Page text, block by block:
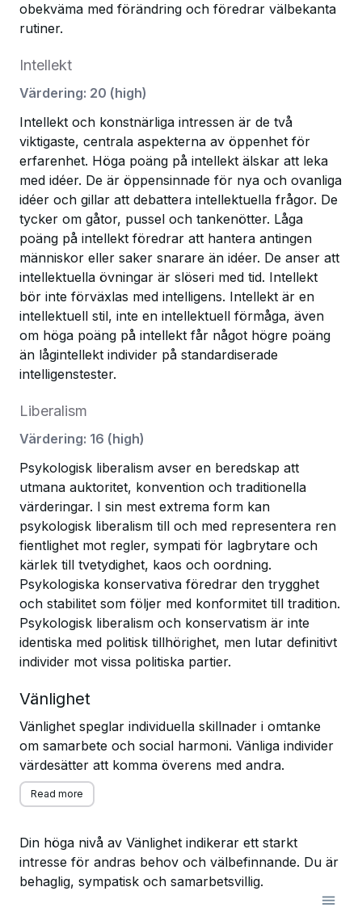
obekväma med förändring och föredrar välbekanta
rutiner.
Intellekt
Värdering: 20 (high)
Intellekt och konstnärliga intressen är de två
viktigaste, centrala aspekterna av öppenhet för
erfarenhet. Höga poäng på intellekt älskar att leka
med idéer. De är öppensinnade för nya och ovanliga
idéer och gillar att debattera intellektuella frågor. De
tycker om gåtor, pussel och tankenötter. Låga
poäng på intellekt föredrar att hantera antingen
människor eller saker snarare än idéer. De anser att
intellektuella övningar är slöseri med tid. Intellekt
bör inte förväxlas med intelligens. Intellekt är en
intellektuell stil, inte en intellektuell förmåga, även
om höga poäng på intellekt får något högre poäng
än lågintellekt individer på standardiserade
intelligenstester.
Liberalism
Värdering: 16 (high)
Psykologisk liberalism avser en beredskap att
utmana auktoritet, konvention och traditionella
värderingar. I sin mest extrema form kan
psykologisk liberalism till och med representera ren
fientlighet mot regler, sympati för lagbrytare och
kärlek till tvetydighet, kaos och oordning.
Psykologiska konservativa föredrar den trygghet
och stabilitet som följer med konformitet till tradition.
Psykologisk liberalism och konservatism är inte
identiska med politisk tillhörighet, men lutar definitivt
individer mot vissa politiska partier.
Vänlighet
Vänlighet speglar individuella skillnader i omtanke
om samarbete och social harmoni. Vänliga individer
värdesätter att komma överens med andra.
Read more
Din höga nivå av Vänlighet indikerar ett starkt
intresse för andras behov och välbefinnande. Du är
behaglig, sympatisk och samarbetsvillig.